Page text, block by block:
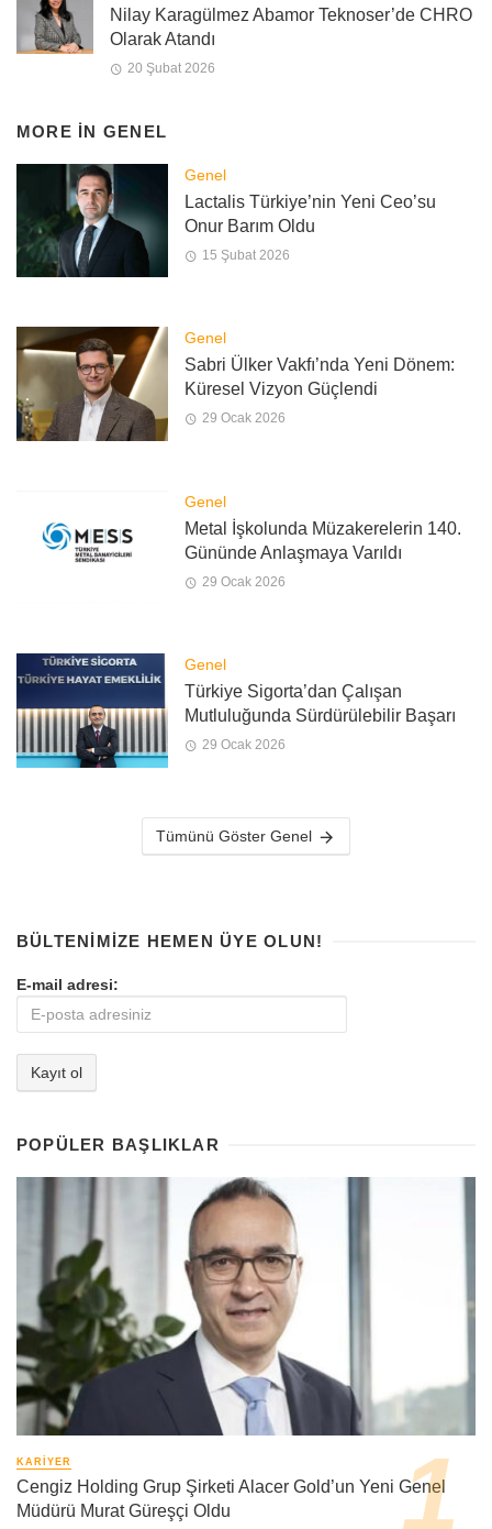
Nilay Karagülmez Abamor Teknoser’de CHRO
Olarak Atandı
20 Şubat 2026
MORE IN GENEL
Genel
Lactalis Türkiye’nin Yeni Ceo’su
Onur Barım Oldu
15 Şubat 2026
Genel
Sabri Ülker Vakfı’nda Yeni Dönem:
Küresel Vizyon Güçlendi
29 Ocak 2026
Genel
Metal İşkolunda Müzakerelerin 140.
Gününde Anlaşmaya Varıldı
29 Ocak 2026
Genel
Türkiye Sigorta’dan Çalışan
Mutluluğunda Sürdürülebilir Başarı
29 Ocak 2026
Tümünü Göster Genel
BÜLTENIMIZE HEMEN ÜYE OLUN!
E-mail adresi:
POPÜLER BAŞLIKLAR
KARIYER
Cengiz Holding Grup Şirketi Alacer Gold’un Yeni Genel
Müdürü Murat Güreşçi Oldu